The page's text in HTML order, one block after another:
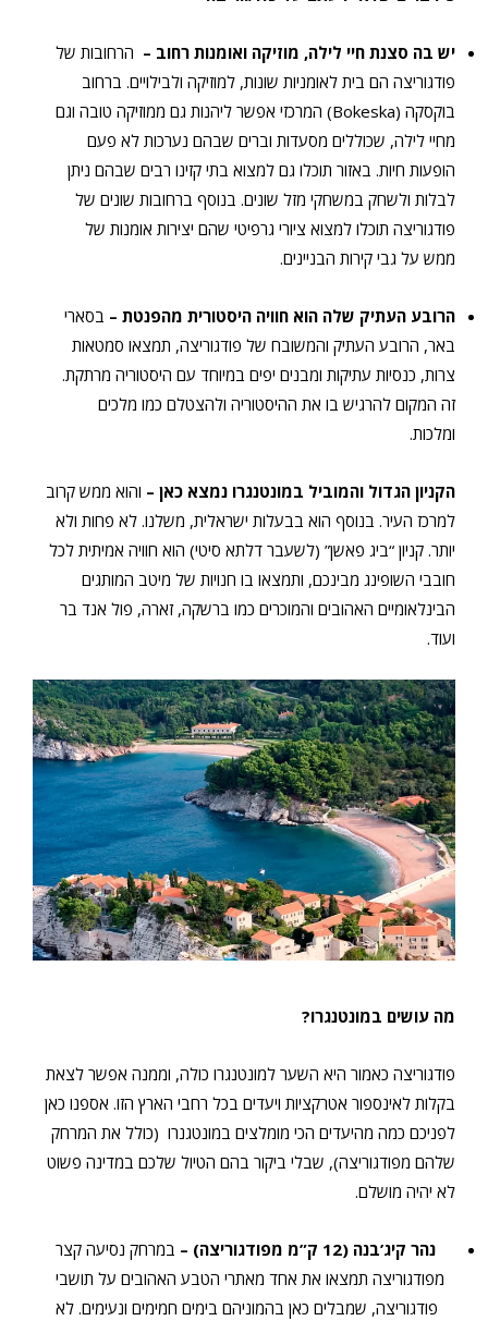
יש בה סצנת חיי לילה, מוזיקה ואומנות רחוב – הרחובות של
פודגוריצה הם בית לאומניות שונות, למוזיקה ולבילויים. ברחוב
בוקסקה (Bokeska) המרכזי אפשר ליהנות גם ממוזיקה טובה וגם
מחיי לילה, שכוללים מסעדות וברים שבהם נערכות לא פעם
הופעות חיות. באזור תוכלו גם למצוא בתי קזינו רבים שבהם ניתן
לבלות ולשחק במשחקי מזל שונים. בנוסף ברחובות שונים של
פודגוריצה תוכלו למצוא ציורי גרפיטי שהם יצירות אומנות של
ממש על גבי קירות הבניינים.
הרובע העתיק שלה הוא חוויה היסטורית מהפנטת – בסארי
באר, הרובע העתיק והמשובח של פודגוריצה, תמצאו סמטאות
צרות, כנסיות עתיקות ומבנים יפים במיוחד עם היסטוריה מרתקת.
זה המקום להרגיש בו את ההיסטוריה ולהצטלם כמו מלכים
ומלכות.
הקניון הגדול והמוביל במונטנגרו נמצא כאן – והוא ממש קרוב
למרכז העיר. בנוסף הוא בבעלות ישראלית, משלנו. לא פחות ולא
יותר. קניון “ביג פאשן” (לשעבר דלתא סיטי) הוא חוויה אמיתית לכל
חובבי השופינג מבינכם, ותמצאו בו חנויות של מיטב המותגים
הבינלאומיים האהובים והמוכרים כמו ברשקה, זארה, פול אנד בר
ועוד.
מה עושים במונטנגרו?
פודגוריצה כאמור היא השער למונטנגרו כולה, וממנה אפשר לצאת
בקלות לאינספור אטרקציות ויעדים בכל רחבי הארץ הזו. אספנו כאן
לפניכם כמה מהיעדים הכי מומלצים במונטגנרו (כולל את המרחק
שלהם מפודגוריצה), שבלי ביקור בהם הטיול שלכם במדינה פשוט
לא יהיה מושלם.
נהר קיג’בנה (12 ק”מ מפודגוריצה) –
במרחק נסיעה קצר
מפודגוריצה תמצאו את אחד מאתרי הטבע האהובים על תושבי
פודגוריצה, שמבלים כאן בהמוניהם בימים חמימים ונעימים. לא